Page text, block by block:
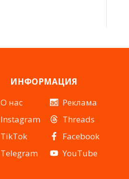
ИНФОРМАЦИЯ
О нас
Instagram
TikTok
Telegram
Реклама
Threads
Facebook
YouTube